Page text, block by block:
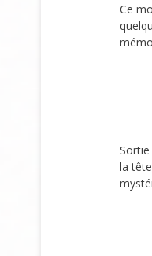
Ce
la